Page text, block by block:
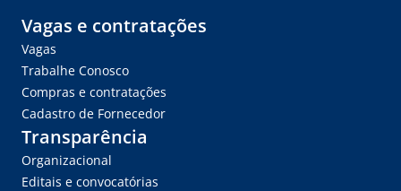
Vagas e contratações
Vagas
Trabalhe Conosco
Compras e contratações
Cadastro de Fornecedor
Transparência
Organizacional
Editais e convocatórias